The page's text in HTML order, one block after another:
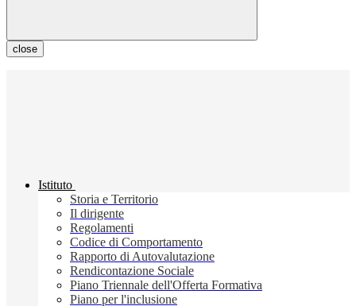
close
Istituto
Storia e Territorio
Il dirigente
Regolamenti
Codice di Comportamento
Rapporto di Autovalutazione
Rendicontazione Sociale
Piano Triennale dell'Offerta Formativa
Piano per l'inclusione